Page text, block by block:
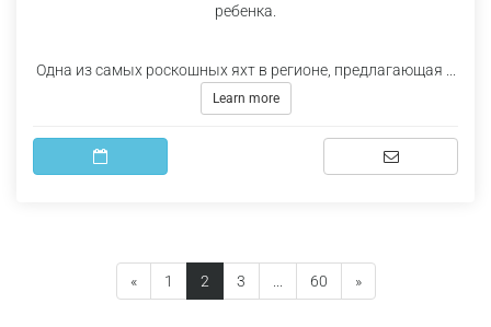
ребенка.
Одна из самых роскошных яхт в регионе, предлагающая ...
Learn more
« 1 2(current)
3 60 »